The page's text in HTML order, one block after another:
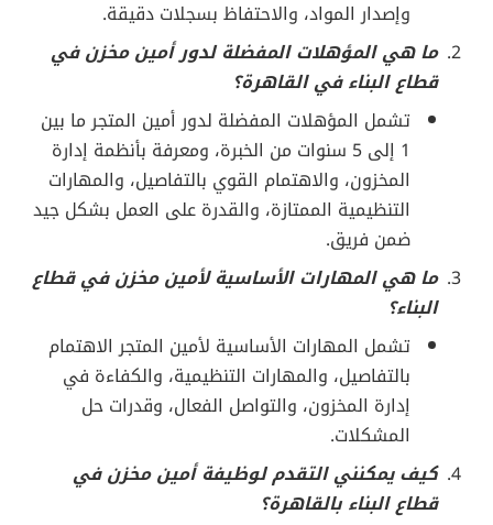
وإصدار المواد، والاحتفاظ بسجلات دقيقة.
ما هي المؤهلات المفضلة لدور أمين مخزن في
قطاع البناء في القاهرة؟
تشمل المؤهلات المفضلة لدور أمين المتجر ما بين
1 إلى 5 سنوات من الخبرة، ومعرفة بأنظمة إدارة
المخزون، والاهتمام القوي بالتفاصيل، والمهارات
التنظيمية الممتازة، والقدرة على العمل بشكل جيد
ضمن فريق.
ما هي المهارات الأساسية لأمين مخزن في قطاع
البناء؟
تشمل المهارات الأساسية لأمين المتجر الاهتمام
بالتفاصيل، والمهارات التنظيمية، والكفاءة في
إدارة المخزون، والتواصل الفعال، وقدرات حل
المشكلات.
كيف يمكنني التقدم لوظيفة أمين مخزن في
قطاع البناء بالقاهرة؟